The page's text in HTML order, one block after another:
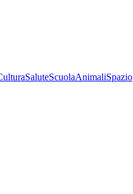
SaluteScuolaAnimaliSpazio